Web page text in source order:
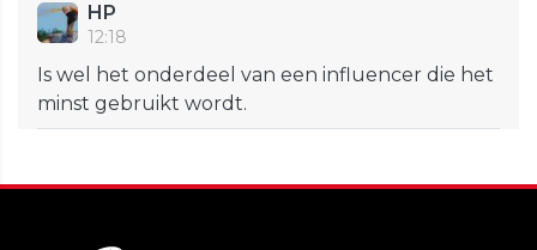
HP
12:18
Is wel het onderdeel van een influencer die het
minst gebruikt wordt.